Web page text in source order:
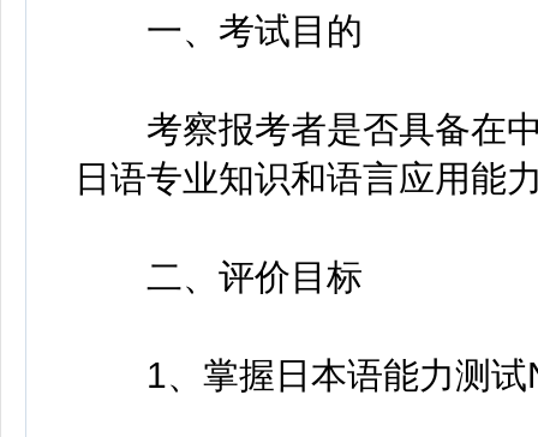
一、考试目的
考察报考者是否具备在中
日语专业知识和语言应用能
二、评价目标
1、掌握日本语能力测试